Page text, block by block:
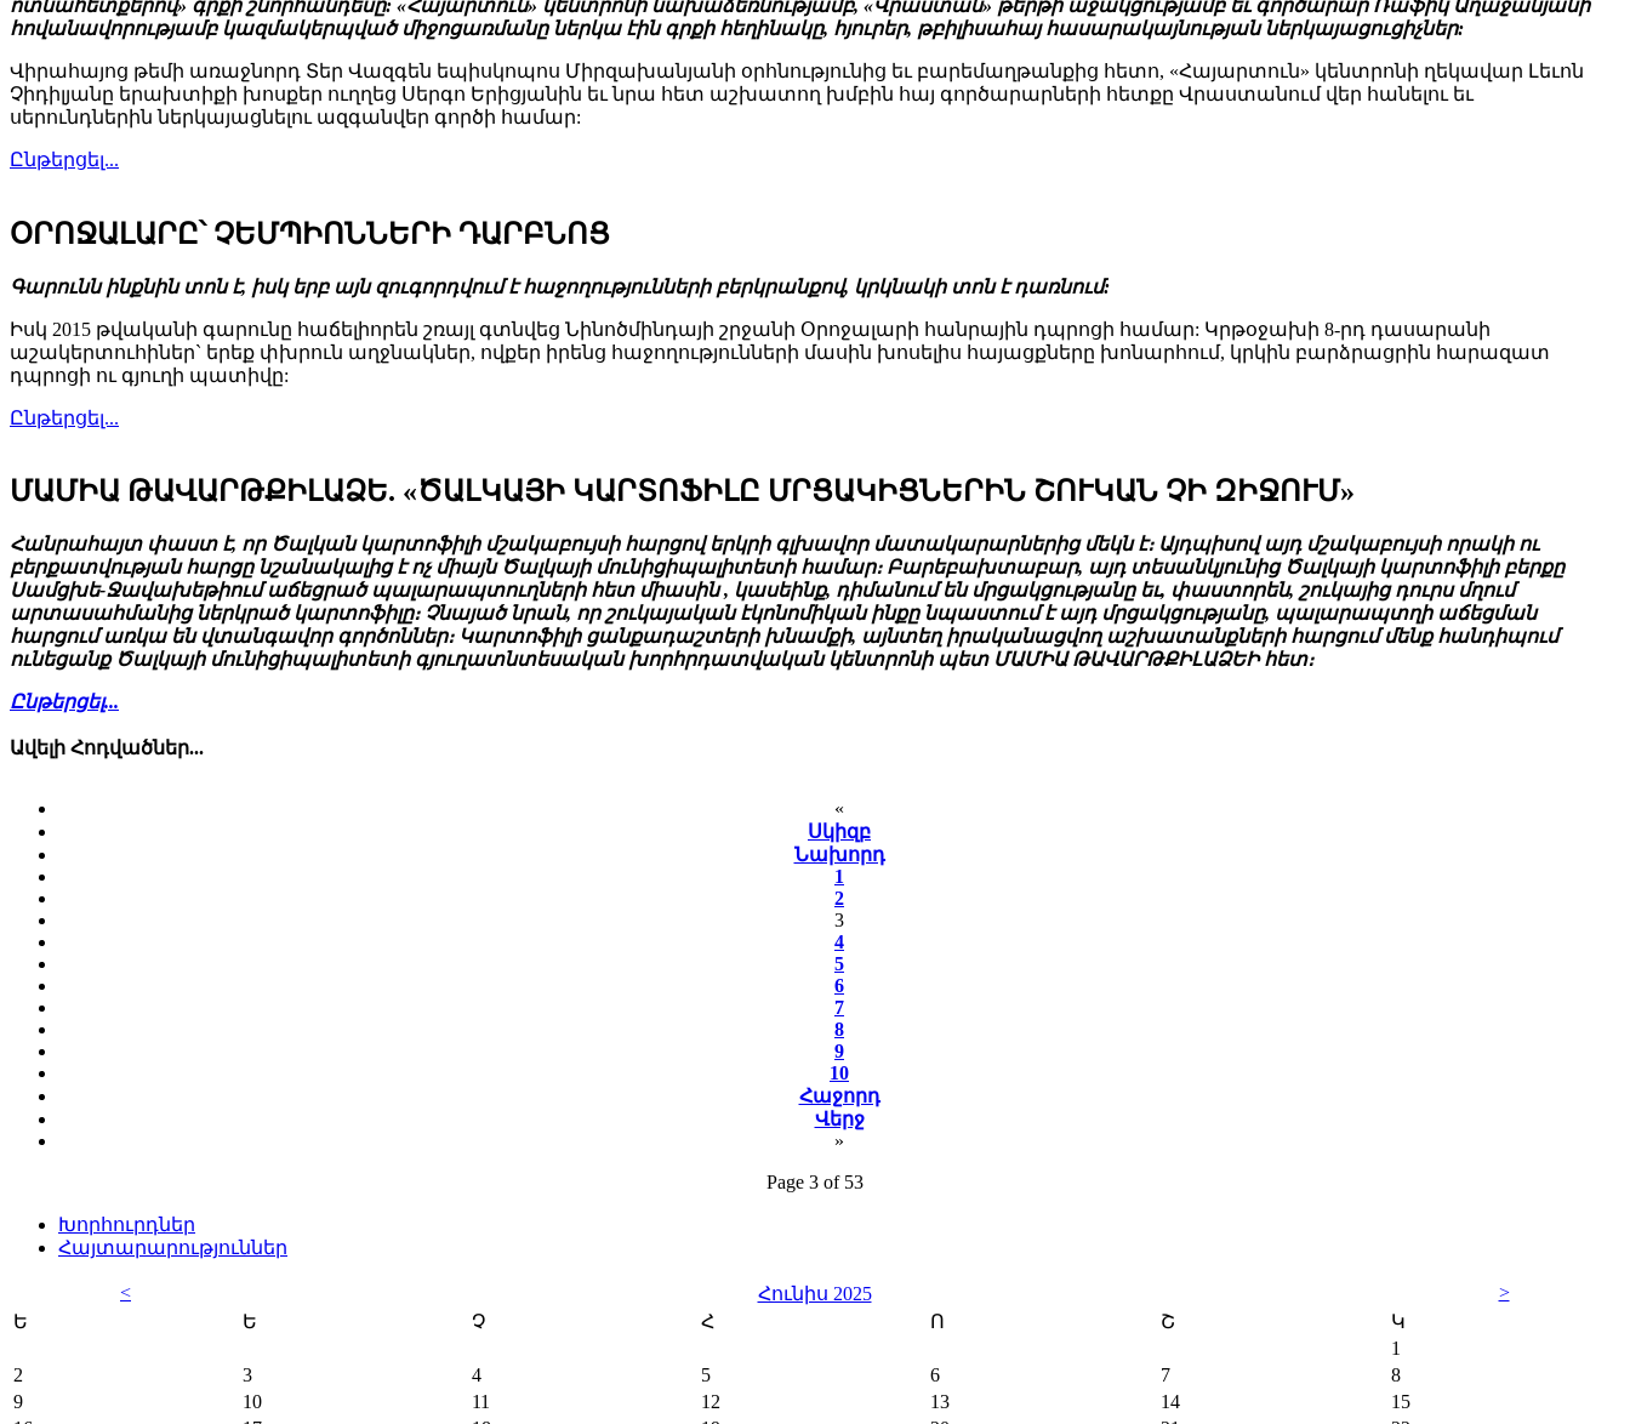
ոտնահետքերով» գրքի շնորհանդեսը: «Հայարտուն» կենտրոնի նախաձեռնությամբ, «Վրաստան» թերթի աջակցությամբ եւ գործարար Ռաֆիկ Աղաջանյանի
հովանավորությամբ կազմակերպված միջոցառմանը ներկա էին գրքի հեղինակը, հյուրեր, թբիլիսահայ հասարակայնության ներկայացուցիչներ:
Վիրահայոց թեմի առաջնորդ Տեր Վազգեն եպիսկոպոս Միրզախանյանի օրհնությունից եւ բարեմաղթանքից հետո, «Հայարտուն» կենտրոնի ղեկավար Լեւոն
Չիդիլյանը երախտիքի խոսքեր ուղղեց Սերգո Երիցյանին եւ նրա հետ աշխատող խմբին հայ գործարարների հետքը Վրաստանում վեր հանելու եւ
սերունդներին ներկայացնելու ազգանվեր գործի համար:
Ընթերցել...
ՕՐՈՋԱԼԱՐԸ՝ ՉԵՄՊԻՈՆՆԵՐԻ ԴԱՐԲՆՈՑ
Գարունն ինքնին տոն է, իսկ երբ այն զուգորդվում է հաջողությունների բերկրանքով, կրկնակի տոն է դառնում:
Իսկ 2015 թվականի գարունը հաճելիորեն շռայլ գտնվեց Նինոծմինդայի շրջանի Օրոջալարի հանրային դպրոցի համար: Կրթօջախի 8-րդ դասարանի
աշակերտուհիներ` երեք փխրուն աղջնակներ, ովքեր իրենց հաջողությունների մասին խոսելիս հայացքները խոնարհում, կրկին բարձրացրին հարազատ
դպրոցի ու գյուղի պատիվը:
Ընթերցել...
ՄԱՄԻԱ ԹԱՎԱՐԹՔԻԼԱՁԵ. «ԾԱԼԿԱՅԻ ԿԱՐՏՈՖԻԼԸ ՄՐՑԱԿԻՑՆԵՐԻՆ ՇՈՒԿԱՆ ՉԻ ԶԻՋՈՒՄ»
Հանրահայտ փաստ է, որ Ծալկան կարտոֆիլի մշակաբույսի հարցով երկրի գլխավոր մատակարարներից մեկն է։ Այդպիսով այդ մշակաբույսի որակի ու
բերքատվության հարցը նշանակալից է ոչ միայն Ծալկայի մունիցիպալիտետի համար։ Բարեբախտաբար, այդ տեսանկյունից Ծալկայի կարտոֆիլի բերքը
Սամցխե-Ջավախեթիում աճեցրած պալարապտուղների հետ միասին , կասեինք, դիմանում են մրցակցությանը եւ, փաստորեն, շուկայից դուրս մղում
արտասահմանից ներկրած կարտոֆիլը։ Չնայած նրան, որ շուկայական էկոնոմիկան ինքը նպաստում է այդ մրցակցությանը, պալարապտղի աճեցման
հարցում առկա են վտանգավոր գործոններ։ Կարտոֆիլի ցանքադաշտերի խնամքի, այնտեղ իրականացվող աշխատանքների հարցում մենք հանդիպում
ունեցանք Ծալկայի մունիցիպալիտետի գյուղատնտեսական խորհրդատվական կենտրոնի պետ ՄԱՄԻԱ ԹԱՎԱՐԹՔԻԼԱՁԵԻ հետ։
Ընթերցել...
Ավելի Հոդվածներ...
«
Սկիզբ
Նախորդ
1
2
3
4
5
6
7
8
9
10
Հաջորդ
Վերջ
»
Page 3 of 53
Խորհուրդներ
Հայտարարություններ
< Հունիս 2025
>
Ե
Ե Չ Հ Ո Շ
Կ
1
2
3 4 5 6 7
8
9
10 11 12 13 14
15